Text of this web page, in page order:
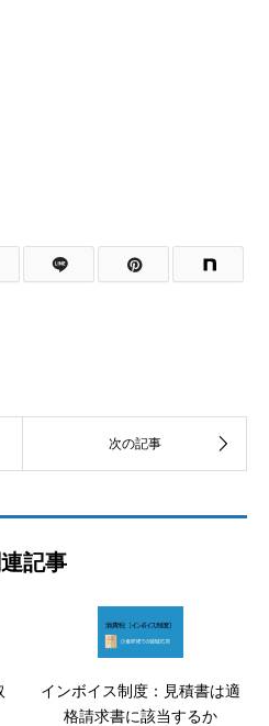
記事
インボイス制度：見積書は適
格請求書に該当するか